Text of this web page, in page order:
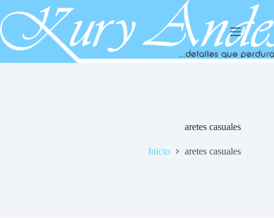
al
contenido
aretes casuales
Inicio aretes casuales